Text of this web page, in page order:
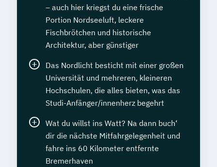
– auch hier kriegst du eine frische
Portion Nordseeluft, leckere
Fischbrötchen und historische
Architektur, aber günstiger
Das Nordlicht besticht mit einer großen
Universität und mehreren, kleineren
Hochschulen, die alles bieten, was das
Studi-Anfänger/innenherz begehrt
Wat du willst ins Watt? Na dann buch‘
dir die nächste Mitfahrgelegenheit und
fahre ins 60 Kilometer entfernte
Bremerhaven